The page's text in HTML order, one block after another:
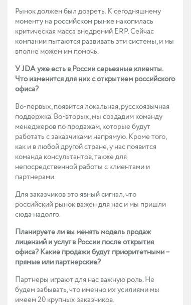
Рынок должен был дозреть. К сегодняшнему
моменту на российском рынке накопилась
критическая масса внедрений ERP. Сейчас
компании пытаются развивать эти системы, и мы
вполне можем им помочь.
У JDA уже есть в России серьезные клиенты.
Что изменится для них с открытием российского
офиса?
Во-первых, появится локальная, русскоязычная
поддержка. Во-вторых, мы создадим команду
менеджеров по продажам, которые будут
работать с заказчиками напрямую. Кроме того,
как и в любой другой стране, у нас появится
команда консультантов, также для
непосредственной работы с клиентами и
партнерами.
Для заказчиков это явный сигнал, что
российский рынок важен для нас и мы пришли
сюда надолго.
Планируете ли вы менять модель продаж
лицензий и услуг в России после открытия
офиса? Какие продажи будут приоритетными –
прямые или партнерские?
Партнеры играют для нас важную роль. Не
будем забывать, что именно их усилиями мы
имеем 20 крупных заказчиков.